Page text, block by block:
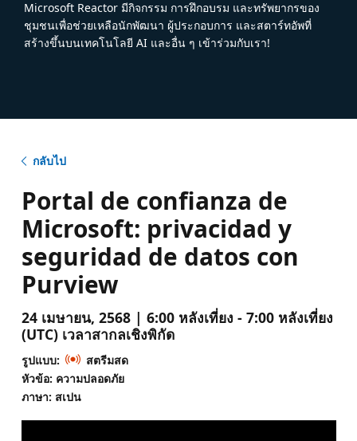
Microsoft Reactor มีกิจกรรม การฝึกอบรม และทรัพยากรของ
ชุมชนเพื่อช่วยเหลือนักพัฒนา ผู้ประกอบการ และสตาร์ทอัพที่
สร้างขึ้นบนเทคโนโลยี AI และอื่น ๆ เข้าร่วมกับเรา!
กลับไป
Portal de confianza de
Microsoft: privacidad y
seguridad de datos con
Purview
24 เมษายน, 2568 | 6:00 หลังเที่ยง - 7:00 หลังเที่ยง
(UTC) เวลาสากลเชิงพิกัด
รูปแบบ:
สตรีมสด
หัวข้อ: ความปลอดภัย
ภาษา: สเปน